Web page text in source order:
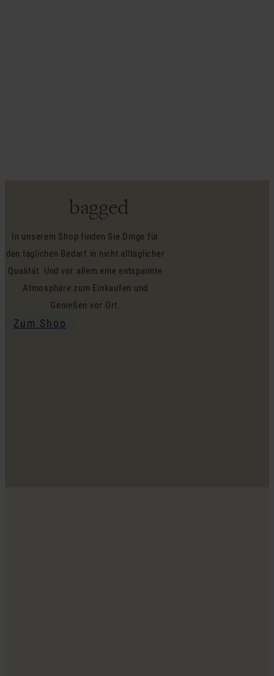
bagged
In unserem Shop finden Sie Dinge für
den täglichen Bedarf in nicht alltäglicher
Qualität. Und vor allem eine entspannte
Atmosphäre zum Einkaufen und
Genießen vor Ort.
Zum Shop